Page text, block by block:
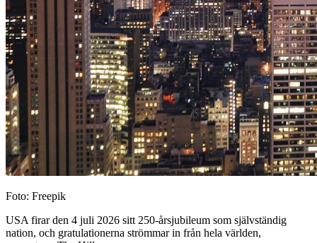
Foto: Freepik
USA firar den 4 juli 2026 sitt 250-årsjubileum som självständig
nation, och gratulationerna strömmar in från hela världen,